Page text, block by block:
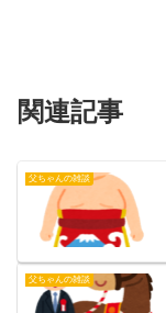
関連記事
父ちゃんの雑談
父ちゃんの雑談